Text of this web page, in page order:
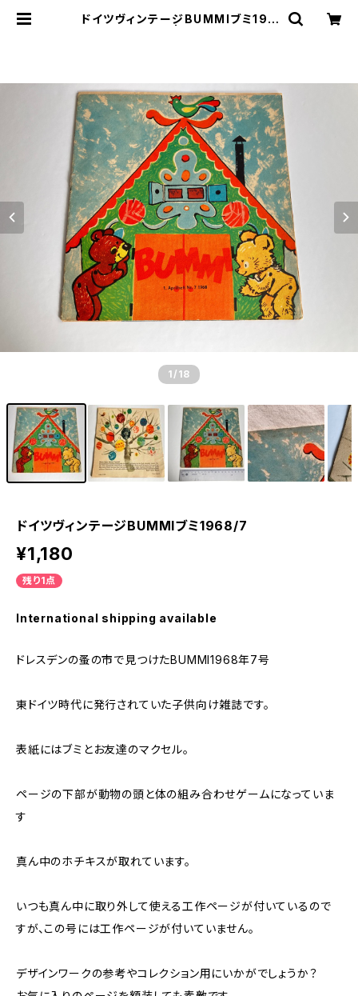
ドイツヴィンテージBUMMIブミ196
1 /18
ドイツヴィンテージBUMMIブミ1968/7
¥1,180
残り1点
International shipping available
ドレスデンの蚤の市で見つけたBUMMI1968年7号
東ドイツ時代に発行されていた子供向け雑誌です。
表紙にはブミとお友達のマクセル。
ページの下部が動物の頭と体の組み合わせゲームになっていま
す
真ん中のホチキスが取れています。
いつも真ん中に取り外して使える工作ページが付いているので
すが、この号には工作ページが付いていません。
デザインワークの参考やコレクション用にいかがでしょうか？